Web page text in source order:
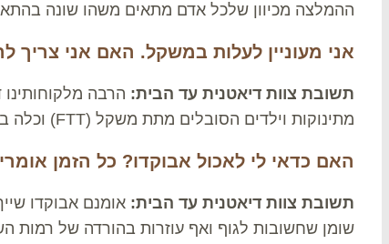
ההמלצה מכיוון שלכל אדם מתאים משהו שונה
אני מעוניין לעלות במשקל. האם אני צריך
תשובת צוות דיאטנית עד הבית: הרבה
מתינוקות וילדים הסובלים מתת משקל (FTT) וכלה במבוגרים המעוניינים להיפרד מהרזון.
האם כדאי לי לאכול אבוקדו? כל הזמן
תשובת צוות דיאטנית עד הבית: אומנם אבוקדו
שומן שחשובות לגוף ואף עוזרות בהורדה של רמות